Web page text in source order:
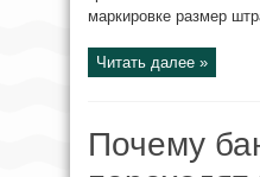
маркировке размер
Читать далее »
Почему